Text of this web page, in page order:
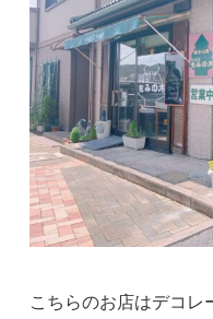
こちらのお店はデコ